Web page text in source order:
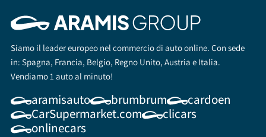
Siamo il leader europeo nel commercio di auto online. Con sede
in: Spagna, Francia, Belgio, Regno Unito, Austria e Italia.
Vendiamo 1 auto al minuto!
aramisauto brumbrum
cardoen
CarSupermarket.com
clicars
onlinecars